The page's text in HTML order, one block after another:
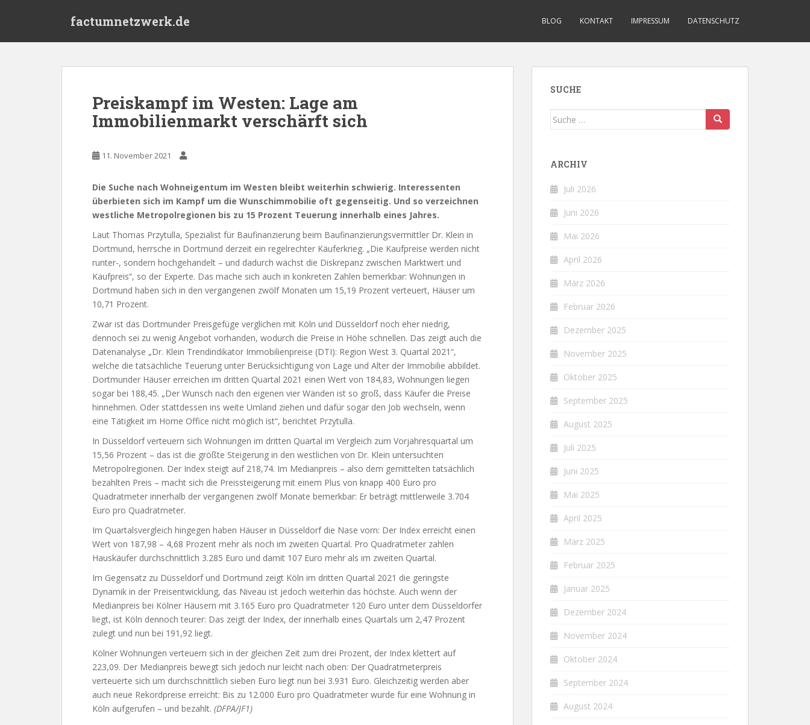
factumnetzwerk.de BLOG KONTAKT IMPRESSUM DATENSCHUTZ
Preiskampf im Westen: Lage am
Immobilienmarkt verschärft sich
11. November 2021
Die Suche nach Wohneigentum im Westen bleibt weiterhin schwierig. Interessenten
überbieten sich im Kampf um die Wunschimmobilie oft gegenseitig. Und so verzeichnen
westliche Metropolregionen bis zu 15 Prozent Teuerung innerhalb eines Jahres.
Laut Thomas Przytulla, Spezialist für Baufinanzierung beim Baufinanzierungsvermittler Dr. Klein in
Dortmund, herrsche in Dortmund derzeit ein regelrechter Käuferkrieg. „Die Kaufpreise werden nicht
runter-, sondern hochgehandelt – und dadurch wächst die Diskrepanz zwischen Marktwert und
Kaufpreis“, so der Experte. Das mache sich auch in konkreten Zahlen bemerkbar: Wohnungen in
Dortmund haben sich in den vergangenen zwölf Monaten um 15,19 Prozent verteuert, Häuser um
10,71 Prozent.
Zwar ist das Dortmunder Preisgefüge verglichen mit Köln und Düsseldorf noch eher niedrig,
dennoch sei zu wenig Angebot vorhanden, wodurch die Preise in Höhe schnellen. Das zeigt auch die
Datenanalyse „Dr. Klein Trendindikator Immobilienpreise (DTI): Region West 3. Quartal 2021“,
welche die tatsächliche Teuerung unter Berücksichtigung von Lage und Alter der Immobilie abbildet.
Dortmunder Häuser erreichen im dritten Quartal 2021 einen Wert von 184,83, Wohnungen liegen
sogar bei 188,45. „Der Wunsch nach den eigenen vier Wänden ist so groß, dass Käufer die Preise
hinnehmen. Oder stattdessen ins weite Umland ziehen und dafür sogar den Job wechseln, wenn
eine Tätigkeit im Home Office nicht möglich ist“, berichtet Przytulla.
In Düsseldorf verteuern sich Wohnungen im dritten Quartal im Vergleich zum Vorjahresquartal um
15,56 Prozent – das ist die größte Steigerung in den westlichen von Dr. Klein untersuchten
Metropolregionen. Der Index steigt auf 218,74. Im Medianpreis – also dem gemittelten tatsächlich
bezahlten Preis – macht sich die Preissteigerung mit einem Plus von knapp 400 Euro pro
Quadratmeter innerhalb der vergangenen zwölf Monate bemerkbar: Er beträgt mittlerweile 3.704
Euro pro Quadratmeter.
Im Quartalsvergleich hingegen haben Häuser in Düsseldorf die Nase vorn: Der Index erreicht einen
Wert von 187,98 – 4,68 Prozent mehr als noch im zweiten Quartal. Pro Quadratmeter zahlen
Hauskäufer durchschnittlich 3.285 Euro und damit 107 Euro mehr als im zweiten Quartal.
Im Gegensatz zu Düsseldorf und Dortmund zeigt Köln im dritten Quartal 2021 die geringste
Dynamik in der Preisentwicklung, das Niveau ist jedoch weiterhin das höchste. Auch wenn der
Medianpreis bei Kölner Häusern mit 3.165 Euro pro Quadratmeter 120 Euro unter dem Düsseldorfer
liegt, ist Köln dennoch teurer: Das zeigt der Index, der innerhalb eines Quartals um 2,47 Prozent
zulegt und nun bei 191,92 liegt.
Kölner Wohnungen verteuern sich in der gleichen Zeit zum drei Prozent, der Index klettert auf
223,09. Der Medianpreis bewegt sich jedoch nur leicht nach oben: Der Quadratmeterpreis
verteuerte sich um durchschnittlich sieben Euro liegt nun bei 3.931 Euro. Gleichzeitig werden aber
auch neue Rekordpreise erreicht: Bis zu 12.000 Euro pro Quadratmeter wurde für eine Wohnung in
Köln aufgerufen – und bezahlt. (DFPA/JF1)
SUCHE
Suche
ARCHIV
Juli 2026
Juni 2026
Mai 2026
April 2026
März 2026
Februar 2026
Dezember 2025
November 2025
Oktober 2025
September 2025
August 2025
Juli 2025
Juni 2025
Mai 2025
April 2025
März 2025
Februar 2025
Januar 2025
Dezember 2024
November 2024
Oktober 2024
September 2024
August 2024